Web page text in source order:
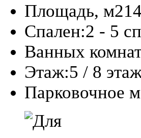
Площадь, м2
Спален:2 - 5
Ванных
Этаж:5 / 8
Парковочное